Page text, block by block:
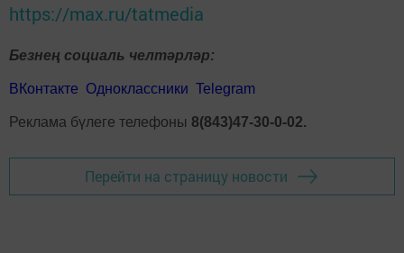
https://max.ru/tatmedia
Безнең социаль челтәрләр:
ВКонтакте Одноклассники Telegram
Реклама бүлеге телефоны 8(843)47-30-0-02.
Перейти на страницу новости